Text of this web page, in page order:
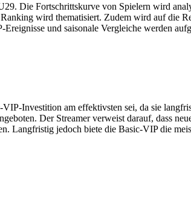
Die Fortschrittskurve von Spielern wird
wird thematisiert. Zudem wird auf die
und saisonale Vergleiche werden
Investition am effektivsten sei, da sie
Der Streamer verweist darauf, dass
Langfristig jedoch biete die Basic-VIP die